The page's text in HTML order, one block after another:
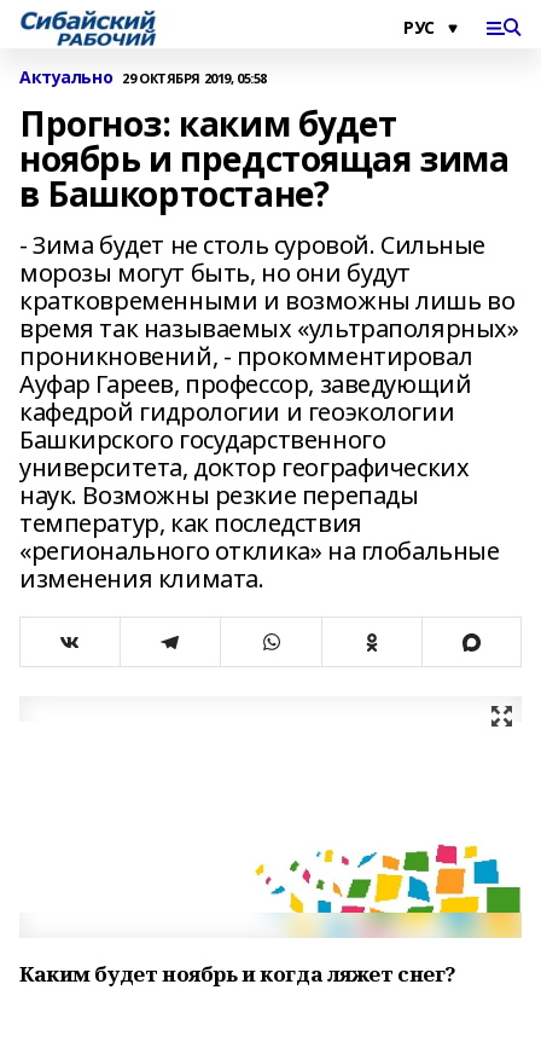
Актуально 29 ОКТЯБРЯ 2019, 05:58
Прогноз: каким будет
ноябрь и предстоящая зима
в Башкортостане?
- Зима будет не столь суровой. Сильные
морозы могут быть, но они будут
кратковременными и возможны лишь во
время так называемых «ультраполярных»
проникновений, - прокомментировал
Ауфар Гареев, профессор, заведующий
кафедрой гидрологии и геоэкологии
Башкирского государственного
университета, доктор географических
наук. Возможны резкие перепады
температур, как последствия
«регионального отклика» на глобальные
изменения климата.
Каким будет ноябрь и когда ляжет снег?